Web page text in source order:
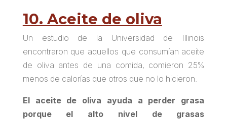
10. Aceite de oliva
Un estudio de la Universidad de Illinois
encontraron que aquellos que consumían aceite
de oliva antes de una comida, comieron 25%
menos de calorías que otros que no lo hicieron.
El aceite de oliva ayuda a perder grasa
porque el alto nivel de grasas